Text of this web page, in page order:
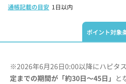
通帳記載の目安 1日以内
ポイント対象
※2026年6月26日0:00以降にハピタ
定までの期間が「約30日～45日」 と